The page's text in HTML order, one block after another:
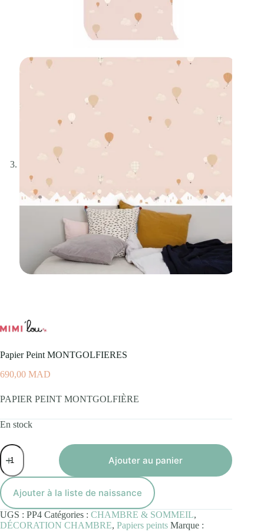
Papier Peint MONTGOLFIERES
690,00 MAD
PAPIER PEINT MONTGOLFIÈRE
En stock
quantité
de
Papier
Peint
MONTGOLFIERES
Ajouter au panier
Ajouter à la liste de naissance
UGS : PP4 Catégories : CHAMBRE & SOMMEIL,
DÉCORATION CHAMBRE, Papiers peints Marque :